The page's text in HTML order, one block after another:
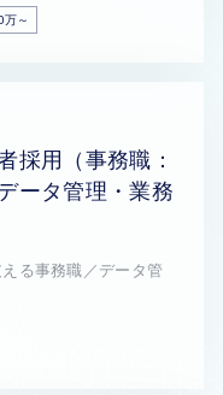
万～
採用（事務職：
ータ管理・業務
る事務職／データ管